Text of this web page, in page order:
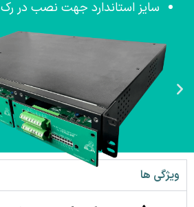
سایز استاندارد جهت نصب در رک ۱۹
ویژگی ها